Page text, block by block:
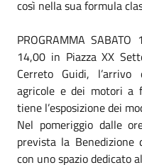
così nella sua formula
PROGRAMMA
14,00 in Piazza XX
Cerreto Guidi, l’arrivo
agricole e dei motori a
tiene l’esposizione dei
Nel pomeriggio dalle
prevista la Benedizione
con uno spazio dedicato